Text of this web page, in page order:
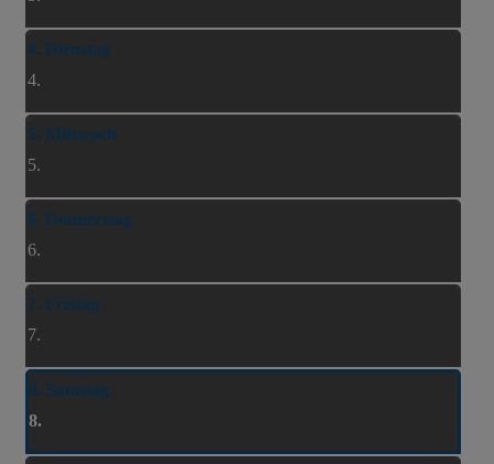
4. Dienstag
4.
5. Mittwoch
5.
6. Donnerstag
6.
7. Freitag
7.
8. Samstag
8.